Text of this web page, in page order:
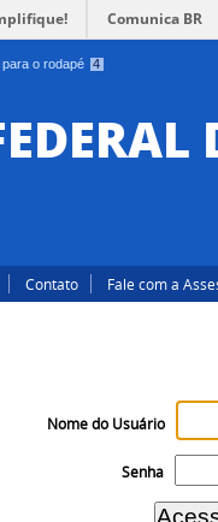
para o rodapé 4
Comunica BR
Contato Fale com a
Nome do Usuário
Senha